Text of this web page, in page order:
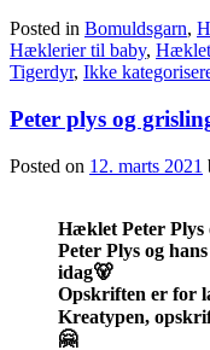
Posted in Bomuldsgarn,
Hæklerier til baby,
Tigerdyr, Ikke
Peter plys og
Posted on 12. marts 2021
Hæklet Peter Plys
Peter Plys og
idag🐻
Opskriften er for
Kreatypen,
🤗